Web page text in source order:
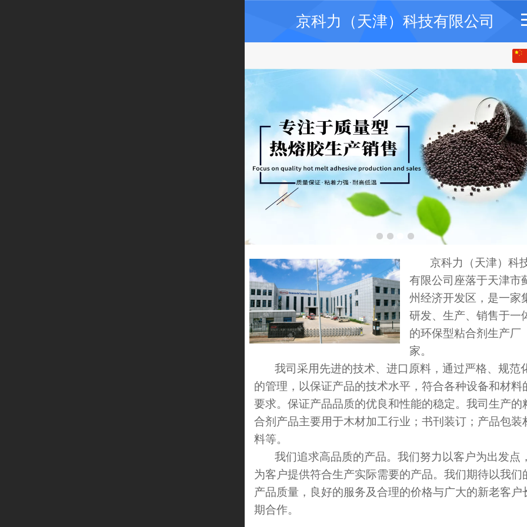
京科力（天津）科技有限公司
京科力（天津）科
有限公司座落于天津市
州经济开发区，是一家
研发、生产、销售于一
的环保型粘合剂生产厂
家。
我司采用先进的技术、进口原料，通过严格、规范
的管理，以保证产品的技术水平，符合各种设备和材料
要求。保证产品品质的优良和性能的稳定。我司生产的
合剂产品主要用于木材加工行业；书刊装订；产品包装
料等。
我们追求高品质的产品。我们努力以客户为出发点
为客户提供符合生产实际需要的产品。我们期待以我们
产品质量，良好的服务及合理的价格与广大的新老客户
期合作。